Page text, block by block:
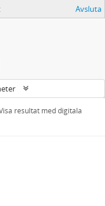
Avsluta
resultat med digitala